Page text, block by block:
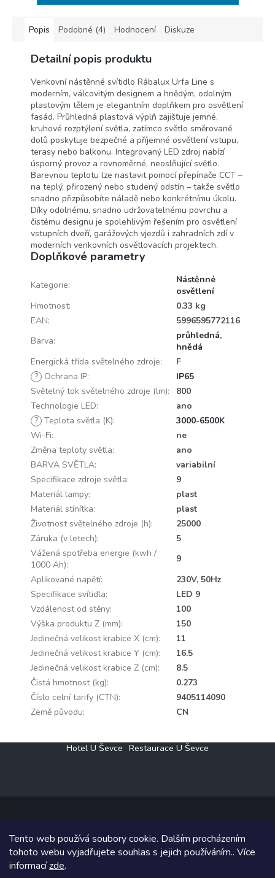
Tento web používá soubory cookie. Dalším procházením
tohoto webu vyjadřujete souhlas s jejich používáním.. Více
informacízde.
Popis Podobné (4) Hodnocení Diskuze
Detailní popis produktu
Venkovní nástěnné svítidlo Rábalux Urfa Line s
moderním, válcovitým designem a hnědým, odolným
plastovým tělem je elegantním doplňkem pro osvětlení
fasád. Průhledná plastová výplň zajišťuje jemné,
kruhové rozptýlení světla, zatímco světlo směrované
dolů poskytuje bezpečné a příjemné osvětlení vstupu,
terasy nebo balkonu. Integrovaný LED zdroj nabízí
úsporný provoz a rovnoměrné, neoslňující světlo.
Barevnou teplotu lze nastavit pomocí přepínače CCT –
na teplý, přirozený nebo studený odstín – takže světlo
snadno přizpůsobíte náladě nebo konkrétnímu úkolu.
Díky odolnému, snadno udržovatelnému povrchu a
čistému designu je spolehlivým řešením pro osvětlení
vstupních dveří, garážových vjezdů i zahradních zdí v
moderních venkovních osvětlovacích projektech.
Doplňkové parametry
Kategorie:
Nástěnné
osvětlení
Hmotnost:
0.33 kg
EAN:
5996595772116
Barva: průhledná,
hnědá
Energická třída světelného zdroje:
F
? Ochrana IP:
IP65
Světelný tok světelného zdroje (lm):
800
Technologie LED:
ano
? Teplota světla (K):
3000-6500K
Wi-Fi:
ne
Změna teploty světla:
ano
BARVA SVĚTLA:
variabilní
Specifikace zdroje světla:
9
Materiál lampy:
plast
Materiál stínítka:
plast
Životnost světelného zdroje (h):
25000
Záruka (v letech):
5
Vážená spotřeba energie (kwh /
1000 Ah):
9
Aplikované napětí:
230V, 50Hz
Specifikace svítidla:
LED 9
Vzdálenost od stěny:
100
Výška produktu Z (mm):
150
Jedinečná velikost krabice X (cm):
11
Jedinečná velikost krabice Y (cm):
16.5
Jedinečná velikost krabice Z (cm):
8.5
Čistá hmotnost (kg):
0.273
Číslo celní tarify (CTN):
9405114090
Země původu: CN
Hotel U Ševce Restaurace U Ševce
Copyright 2026Elektro Klesný s.r.o.. Všechna práva vyhrazena.
Grafický návrh vytvořil a na Shoptet implementoval